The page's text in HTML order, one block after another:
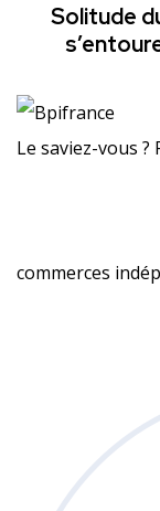
Solitude
Le saviez-vous ?
commerces